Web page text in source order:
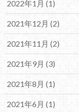
2022年1月 (1)
2021年12月 (2)
2021年11月 (2)
2021年9月 (3)
2021年8月 (1)
2021年6月 (1)